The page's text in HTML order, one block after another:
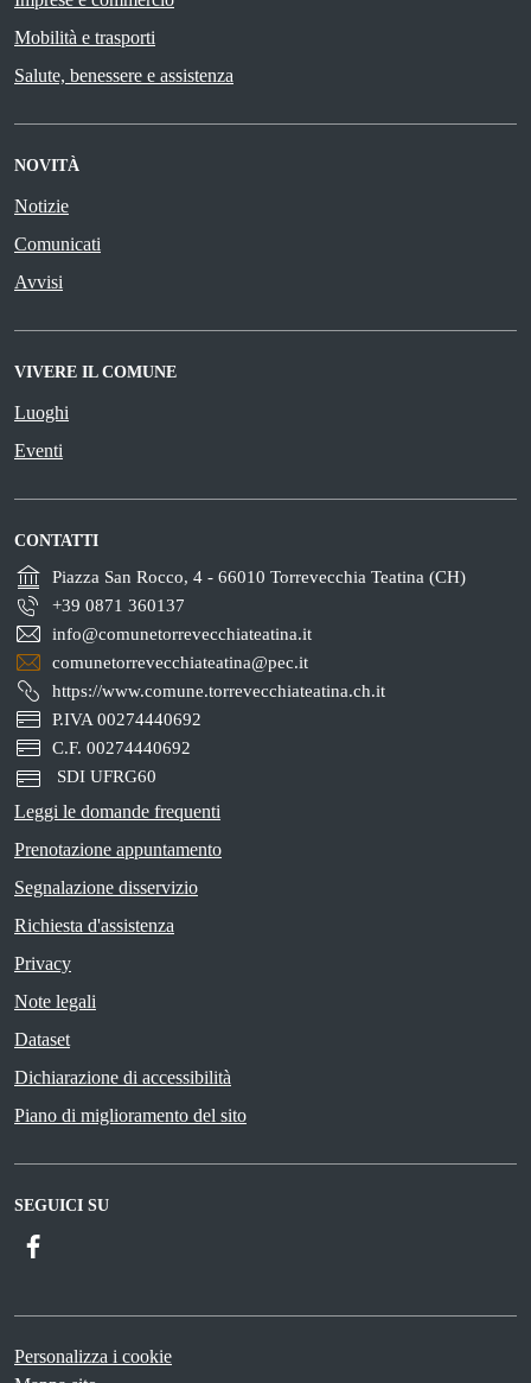
Mobilità e trasporti
Salute, benessere e assistenza
NOVITÀ
Notizie
Comunicati
Avvisi
VIVERE IL COMUNE
Luoghi
Eventi
CONTATTI
Piazza San Rocco, 4 - 66010 Torrevecchia Teatina (CH)
+39 0871 360137
info@comunetorrevecchiateatina.it
comunetorrevecchiateatina@pec.it
https://www.comune.torrevecchiateatina.ch.it
P.IVA 00274440692
C.F. 00274440692
SDI UFRG60
Leggi le domande frequenti
Prenotazione appuntamento
Segnalazione disservizio
Richiesta d'assistenza
Privacy
Note legali
Dataset
Dichiarazione di accessibilità
Piano di miglioramento del sito
SEGUICI SU
Personalizza i cookie